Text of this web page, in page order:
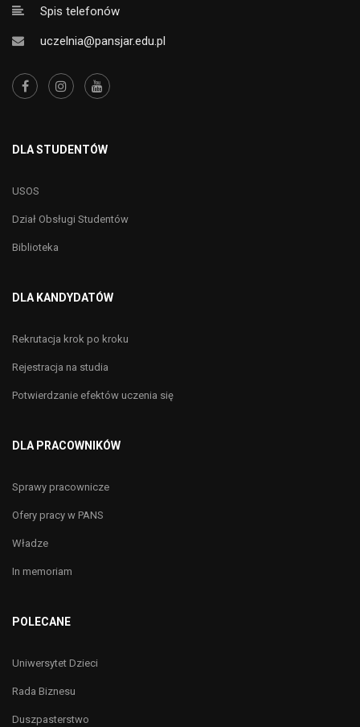
Spis telefonów
uczelnia@pansjar.edu.pl
DLA STUDENTÓW
USOS
Dział Obsługi Studentów
Biblioteka
DLA KANDYDATÓW
Rekrutacja krok po kroku
Rejestracja na studia
Potwierdzanie efektów uczenia się
DLA PRACOWNIKÓW
Sprawy pracownicze
Ofery pracy w PANS
Władze
In memoriam
POLECANE
Uniwersytet Dzieci
Rada Biznesu
Duszpasterstwo